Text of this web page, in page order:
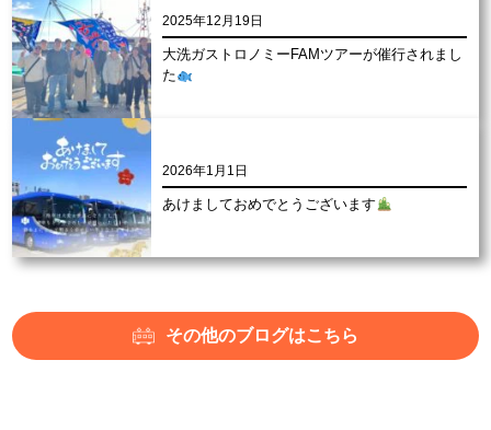
2025年12月19日
大洗ガストロノミーFAMツアーが催行されまし
た
2026年1月1日
あけましておめでとうございます
その他のブログはこちら